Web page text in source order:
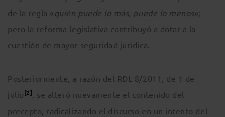
de la regla « quién puede lo más, puede lo menos»;
pero la reforma legislativa contribuyó a dotar a la
cuestión de mayor seguridad jurídica.
Posteriormente, a razón del RDL 8/2011, de 1 de
julio[2], se alteró nuevamente el contenido del
precepto, radicalizando el discurso en un intento del